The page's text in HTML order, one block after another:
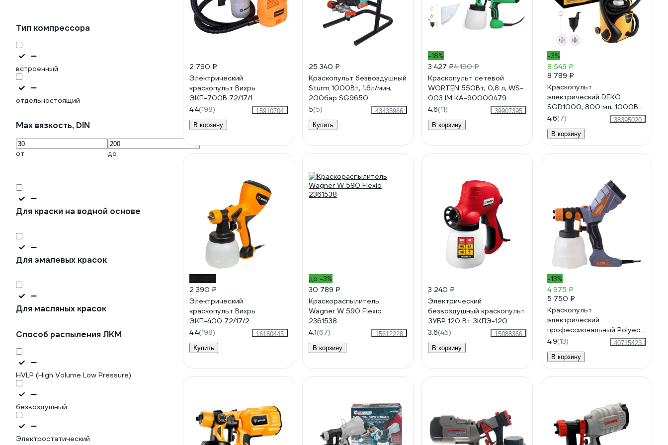
Тип компрессора
встроенный
отдельностоящий
Max вязкость, DIN
от до
Для краски на водной основе
Для эмалевых красок
Для масляных красок
Способ распыления ЛКМ
HVLP (High Volume Low Pressure)
безвоздушный
Электростатический
2 790 ₽
Электрический
краскопульт Вихрь
ЭКП-700В 72/17/1
4.4(198)
15910704
В корзину
25 340 ₽
Краскопульт безвоздушный
Sturm 1000Вт, 1.6л/мин,
200бар SG9650
5(5)
43435966
Купить
-18%
3 427 ₽4 190 ₽
Краскопульт сетевой
WORTEN 550Вт, 0,8 л, WS-
003 IM КА-90000479
4.6(11)
39907395
В корзину
-3%
8 549 ₽
8 789 ₽
Краскопульт
электрический DEKO
SGD1000, 800 мл, 1000Вт
085-1333
4.6(7)
38395020
В корзину
2 390 ₽
Электрический
краскопульт Вихрь
ЭКП-400 72/17/2
4.4(198)
16180445
Купить
до -3%
30 789 ₽
Краскораспылитель
Wagner W 590 Flexio
2361538
4.1(67)
15612228
В корзину
3 240 ₽
Электрический
безвоздушный краскопульт
ЗУБР 120 Вт ЗКПЭ-120
3.6(45)
15088366
В корзину
-13%
4 975 ₽
5 750 ₽
Краскопульт
электрический
профессиональный Polyecs
P-90
4.9(13)
40715423
В корзину